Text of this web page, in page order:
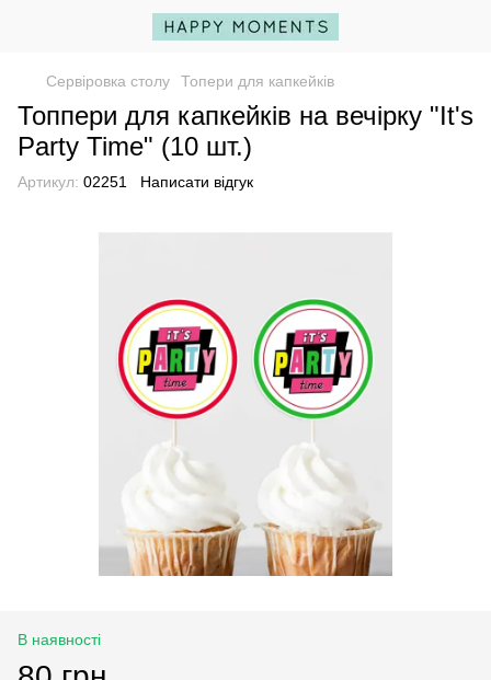
Сервіровка столу Топери для капкейків
Топпери для капкейків на вечірку "It's
Party Time" (10 шт.)
Артикул: 02251 Написати відгук
В наявності